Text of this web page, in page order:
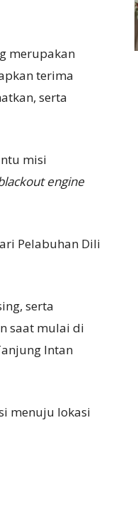
merupakan
terima
serta
misi
engine
Pelabuhan Dili
serta
saat mulai di
Intan
menuju lokasi